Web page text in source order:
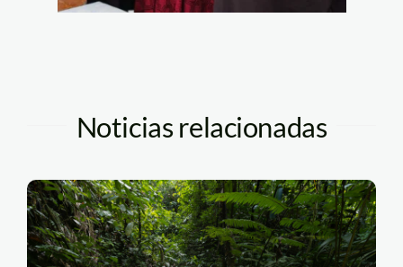
Noticias relacionadas